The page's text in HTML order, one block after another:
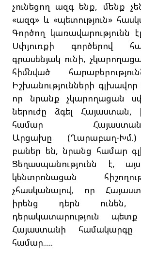
չունեցող ազգ ենք, մենք
«ազգ» և «պետություն»
Գործող կառավարությունն
Սփյուռքի գործերով
գրասենյակ ունի,
հիմնված
Իշխանությունների
որ նրանք չկարողացան
ներուժը ձգել Հայաստան,
համար
Արցախը (Ղարաբաղ-
բաներ են, նրանց համար
Ցեղասպանությունն է,
կենտրոնացան
չհասկանալով, որ
իրենց դերն ունեն,
դերակատարություն
Հայաստանի համակարգը
համար.....